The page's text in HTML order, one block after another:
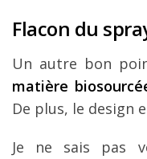
Flacon du
Un autre bon
matière
De plus, le design
Je ne sais pas